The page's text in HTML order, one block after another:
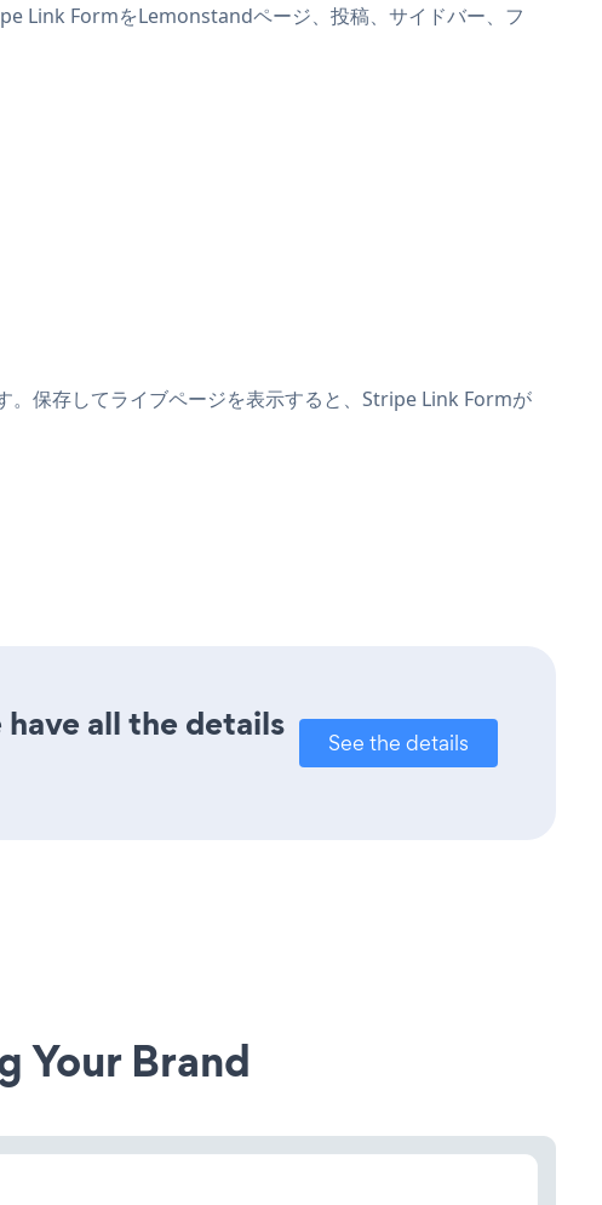
Link FormをLemonstandページ、投稿、サイドバー、フ
保存してライブページを表示すると、Stripe Link Formが
all the details
See the details
Your Brand